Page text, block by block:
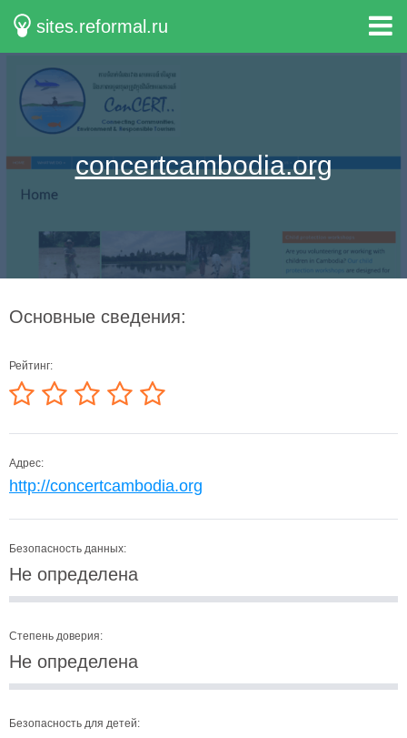
sites.reformal.ru
concertcambodia.org
Основные сведения:
Рейтинг:
Адрес:
http://concertcambodia.org
Безопасность данных:
Не определена
Степень доверия:
Не определена
Безопасность для детей: